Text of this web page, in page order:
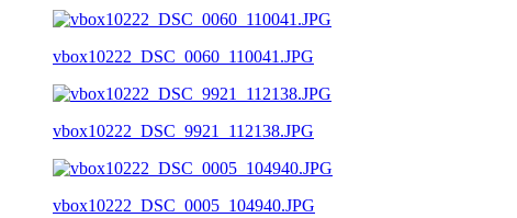
vbox10222_DSC_0060_110041.JPG
vbox10222_DSC_9921_112138.JPG
vbox10222_DSC_0005_104940.JPG